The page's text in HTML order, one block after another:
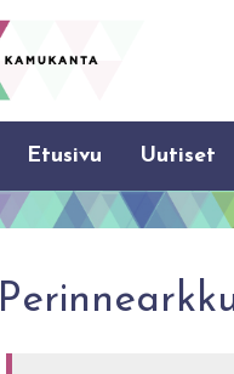
Etusivu Uutiset